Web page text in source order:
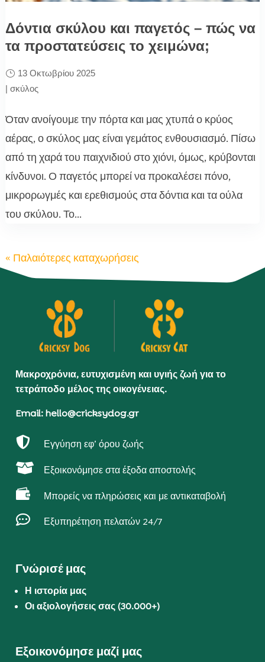
Δόντια σκύλου και παγετός – πώς να
τα προστατεύσεις το χειμώνα;
13 Οκτωβρίου 2025
| σκύλος
Όταν ανοίγουμε την πόρτα και μας χτυπά ο κρύος
αέρας, ο σκύλος μας είναι γεμάτος ενθουσιασμό. Πίσω
από τη χαρά του παιχνιδιού στο χιόνι, όμως, κρύβονται
κίνδυνοι. Ο παγετός μπορεί να προκαλέσει πόνο,
μικρορωγμές και ερεθισμούς στα δόντια και τα ούλα
του σκύλου. Το...
« Παλαιότερες καταχωρήσεις
Μακροχρόνια, ευτυχισμένη και υγιής ζωή για το
τετράποδο μέλος της οικογένειας.
Email: hello@cricksydog.gr
 Εγγύηση εφ’ όρου ζωής
 Εξοικονόμησε στα έξοδα αποστολής
 Μπορείς να πληρώσεις και με αντικαταβολή
 Εξυπηρέτηση πελατών 24/7
Γνώρισέ μας
Η ιστορία μας
Οι αξιολογήσεις σας (30.000+)
Εξοικονόμησε μαζί μας